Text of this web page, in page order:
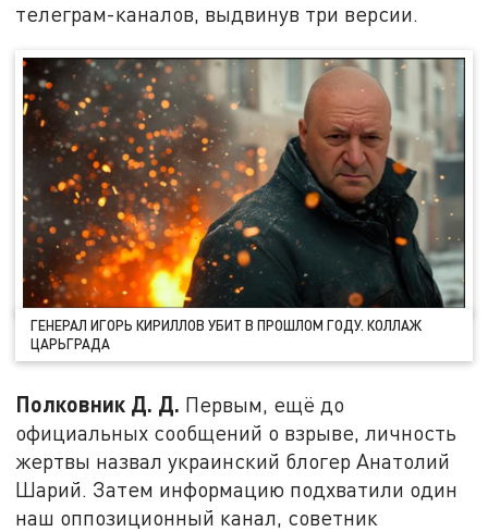
телеграм-каналов, выдвинув три версии.
ГЕНЕРАЛ ИГОРЬ КИРИЛЛОВ УБИТ В ПРОШЛОМ ГОДУ. КОЛЛАЖ
ЦАРЬГРАДА
Полковник Д. Д. Первым, ещё до
официальных сообщений о взрыве, личность
жертвы назвал украинский блогер Анатолий
Шарий. Затем информацию подхватили один
наш оппозиционный канал, советник